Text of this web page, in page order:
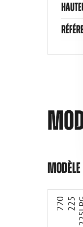
MODÈLE
220
Incompatible
225
IncompatibleIncompatible